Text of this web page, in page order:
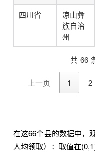
四川省
凉山彝
族自治
州
共 66
上一页 1 2
在这66个县的数据中，
人均领取）：取值在